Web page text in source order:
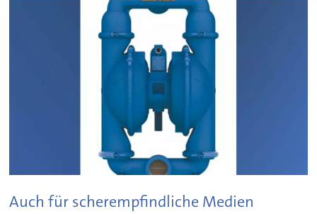
Auch für scherempfindliche Medien